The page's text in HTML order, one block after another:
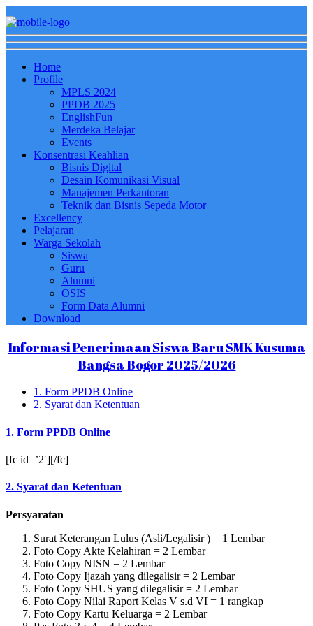
Home
Profile
MPLS 2024
PPDB 2025
EnglishFun
Merdeka Belajar
Events
Konsentrasi Keahlian
Bisnis Digital
Desain Komunikasi Visual
Manajemen Perkantoran
Teknik dan Bisnis Sepeda Motor
Excellency
Pelajaran
Warga Sekolah
Siswa
Guru
Alumni
OSIS
Form Data Alumni
Download
Informasi Penerimaan Siswa Baru SMK Kusuma
Bangsa Bogor 2025/2026
1. Form PPDB Online
2. Syarat dan Ketentuan
1. Form PPDB Online
[fc id=’2′][/fc]
2. Syarat dan Ketentuan
Persyaratan
Surat Keterangan Lulus (Asli/Legalisir ) = 1 Lembar
Foto Copy Akte Kelahiran = 2 Lembar
Foto Copy NISN = 2 Lembar
Foto Copy Ijazah yang dilegalisir = 2 Lembar
Foto Copy SHUS yang dilegalisir = 2 Lembar
Foto Copy Nilai Raport Kelas V s.d VI = 1 rangkap
Foto Copy Kartu Keluarga = 2 Lembar